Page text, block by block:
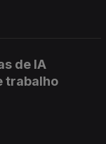
de IA
trabalho